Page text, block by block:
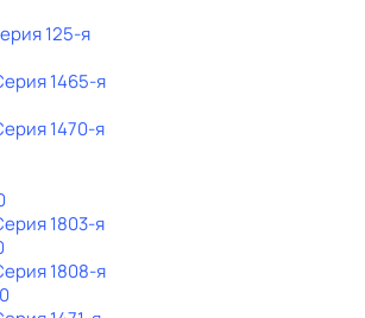
125-я
1465-я
1470-я
1803-я
1808-я